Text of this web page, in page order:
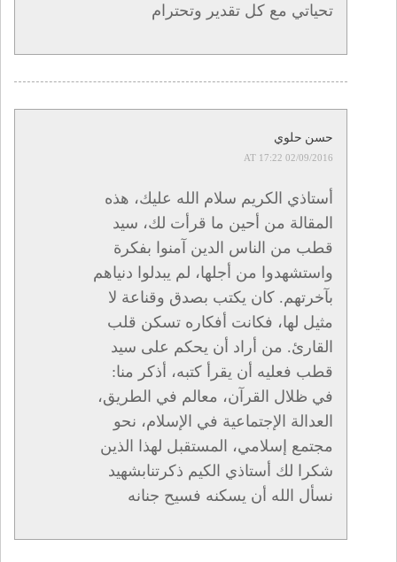
تحياتي مع كل تقدير وتحترام
حسن حلوي
02/09/2016 AT 17:22
أستاذي الكريم سلام الله عليك، هذه
المقالة من أحين ما قرأت لك، سيد
قطب من الناس الدين آمنوا بفكرة
واستشهدوا من أجلها، لم يبدلوا دنياهم
بآخرتهم. كان يكتب بصدق وقناعة لا
مثيل لها، فكانت أفكاره تسكن قلب
القارئ. من أراد أن يحكم على سيد
قطب فعليه أن يقرأ كتبه، أذكر منا:
في ظلال القرآن، معالم في الطريق،
العدالة الإجتماعية في الإسلام، نحو
مجتمع إسلامي، المستقبل لهذا الذين
شكرا لك أستاذي الكيم ذكرتنابشهيد
نسأل الله أن يسكنه فسيح جنانه